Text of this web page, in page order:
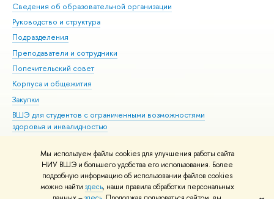
Мы используем файлы cookies для улучшения работы сайта
НИУ ВШЭ и большего удобства его использования. Более
подробную информацию об использовании файлов cookies
можно найти здесь, наши правила обработки персональных
Сведения об образовательной организации
Руководство и структура
Подразделения
Преподаватели и сотрудники
Попечительский совет
Корпуса и общежития
Закупки
ВШЭ для студентов с ограниченными возможностями
здоровья и инвалидностью
Единая платежная страница